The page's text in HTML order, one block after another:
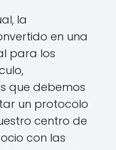
la
en una
para los
que debemos
un protocolo
centro de
con las